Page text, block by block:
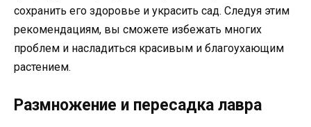
сохранить его здоровье и украсить сад. Следуя этим
рекомендациям, вы сможете избежать многих
проблем и насладиться красивым и благоухающим
растением.
Размножение и пересадка лавра